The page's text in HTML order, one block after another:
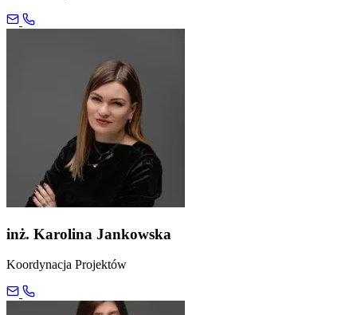
inż. Karolina Jankowska
Koordynacja Projektów